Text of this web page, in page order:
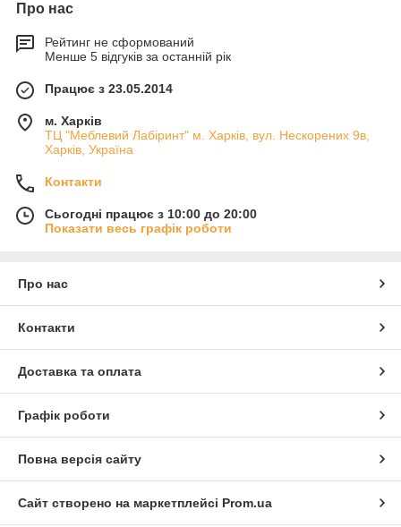
Про нас
Рейтинг не сформований
Менше 5 відгуків за останній рік
Працює з 23.05.2014
м. Харків
ТЦ "Меблевий Лабіринт" м. Харків, вул. Нескорених 9в,
Харків, Україна
Контакти
Сьогодні працює з 10:00 до 20:00
Показати весь графік роботи
Про нас
Контакти
Доставка та оплата
Графік роботи
Повна версія сайту
Сайт створено на маркетплейсі Prom.ua